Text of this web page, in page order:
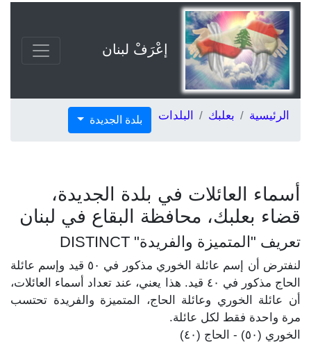
إعْرَفْ لبنان
الرئيسية بعلبك البلدات بلدة الجديدة
أسماء العائلات في بلدة الجديدة،
قضاء بعلبك، محافظة البقاع في لبنان
تعريف "المتميزة والفريدة" DISTINCT
لنفترض أن إسم عائلة الخوري مذكور في ٥٠ قيد وإسم عائلة
الحاج مذكور في ٤٠ قيد. هذا يعني، عند تعداد أسماء العائلات،
أن عائلة الخوري وعائلة الحاج، المتميزة والفريدة تحتسب
مرة واحدة فقط لكل عائلة.
الخوري (٥٠) - الحاج (٤٠)